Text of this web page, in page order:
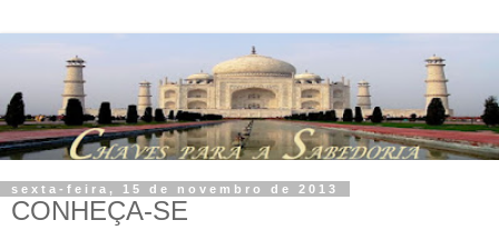
sexta-feira, 15 de novembro de 2013
CONHEÇA-SE